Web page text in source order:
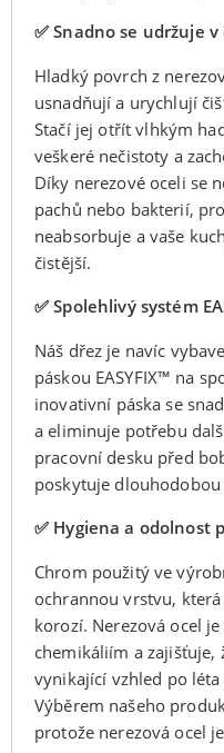
✅ Snadno se udržuje
Hladký povrch z
usnadňují a urychlují
Stačí jej otřít vlhkým
veškeré nečistoty a
Díky nerezové oceli se
pachů nebo bakterií,
neabsorbuje a vaše
čistější.
✅ Spolehlivý systém
Náš dřez je navíc
páskou EASYFIX™ na
inovativní páska se
a eliminuje potřebu
pracovní desku před
poskytuje
✅ Hygiena a odolnost
Chrom použitý ve
ochrannou vrstvu,
korozí. Nerezová ocel
chemikáliím a zajišťuje,
vynikající vzhled po
Výběrem našeho
protože nerezová ocel